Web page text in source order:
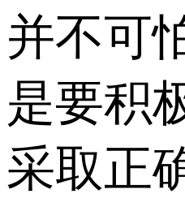
并不可
是要积
采取正